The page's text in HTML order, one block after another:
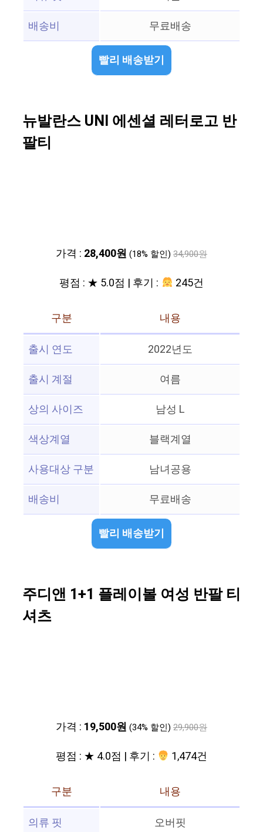
배송비
무료배송
빨리 배송받기
뉴발란스 UNI 에센셜 레터로고 반
팔티
가격 : 28,400원 (18% 할인) 34,900원
평점 : ★ 5.0점 | 후기 : 245건
구분
내용
출시 연도
2022년도
출시 계절
여름
상의 사이즈
남성 L
색상계열
블랙계열
사용대상 구분
남녀공용
배송비
무료배송
빨리 배송받기
주디앤 1+1 플레이볼 여성 반팔 티
셔츠
가격 : 19,500원 (34% 할인) 29,900원
평점 : ★ 4.0점 | 후기 : 1,474건
구분
내용
의류 핏
오버핏